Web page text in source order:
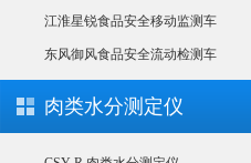
江淮星锐食品安全移动监测车
东风御风食品安全流动检测车
肉类水分测定仪